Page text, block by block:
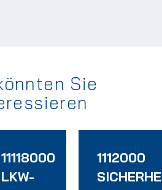
Sie
11118000
LKW-
1112000